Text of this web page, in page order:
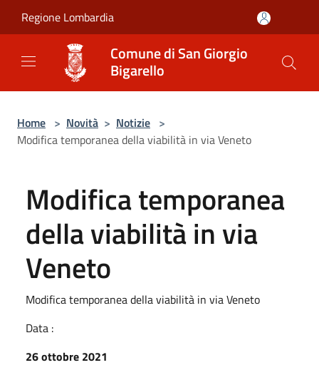
Regione Lombardia
Comune di San Giorgio
Bigarello
Home > Novità > Notizie >
Modifica temporanea della viabilità in via Veneto
Modifica temporanea
della viabilità in via
Veneto
Modifica temporanea della viabilità in via Veneto
Data :
26 ottobre 2021